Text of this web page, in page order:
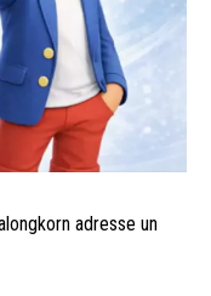
adresse un